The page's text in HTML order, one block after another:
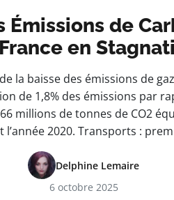
Émissions de
en
la baisse des émissions de
de 1,8% des émissions par
millions de tonnes de CO2
l’année 2020. Transports :
Delphine Lemaire
6 octobre 2025